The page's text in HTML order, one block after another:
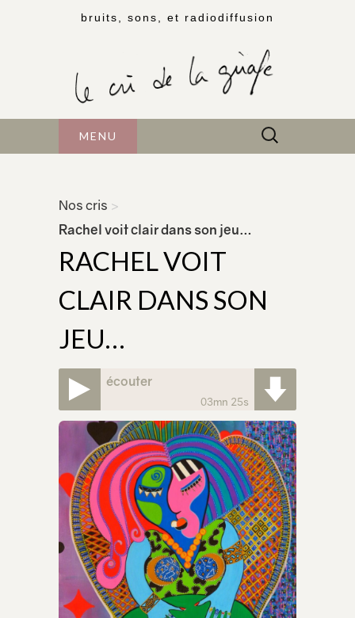
bruits, sons, et radiodiffusion
MENU Rechercher :
Nos cris >
Rachel voit clair dans son jeu…
RACHEL VOIT
CLAIR DANS SON
JEU…
écouter
03mn 25s